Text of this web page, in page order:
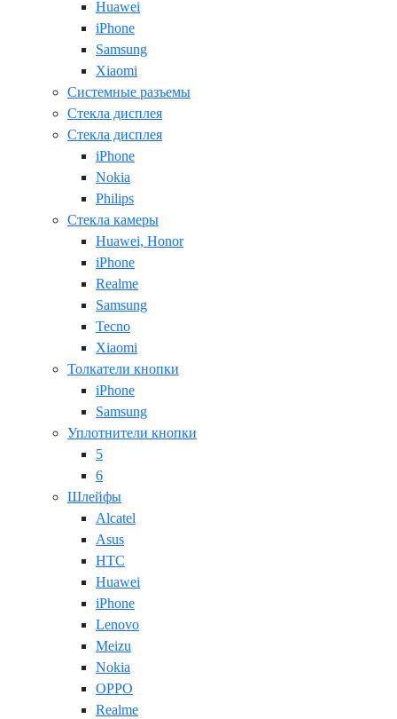
Huawei
iPhone
Samsung
Xiaomi
Системные разъемы
Стекла дисплея
Стекла дисплея
iPhone
Nokia
Philips
Стекла камеры
Huawei, Honor
iPhone
Realme
Samsung
Tecno
Xiaomi
Толкатели кнопки
iPhone
Samsung
Уплотнители кнопки
5
6
Шлейфы
Alcatel
Asus
HTC
Huawei
iPhone
Lenovo
Meizu
Nokia
OPPO
Realme